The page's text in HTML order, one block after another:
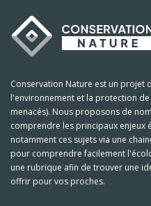
Conservation Nature est un projet
l'environnement et la protection
menacés). Nous proposons de
comprendre les principaux enjeux
notamment ces sujets via une
pour comprendre facilement
une rubrique afin de trouver une
offrir pour vos proches.